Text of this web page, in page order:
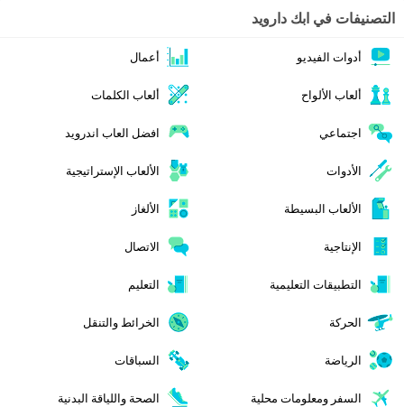
التصنيفات في ابك دارويد
أدوات الفيديو أعمال
ألعاب الألواح ألعاب الكلمات
اجتماعي افضل العاب اندرويد
الأدوات الألعاب الإستراتيجية
الألعاب البسيطة الألغاز
الإنتاجية الاتصال
التطبيقات التعليمية التعليم
الحركة الخرائط والتنقل
الرياضة السباقات
السفر ومعلومات محلية الصحة واللياقة البدنية